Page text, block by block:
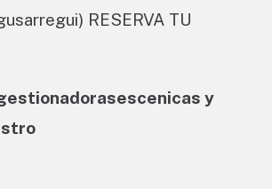
RESERVA TU
y